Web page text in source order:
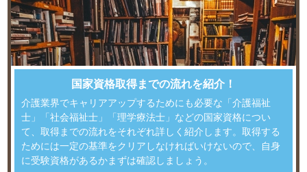
国家資格取得までの流れを紹介！
介護業界でキャリアアップするためにも必要な「介護福祉
士」「社会福祉士」「理学療法士」などの国家資格につい
て、取得までの流れをそれぞれ詳しく紹介します。取得する
ためには一定の基準をクリアしなければいけないので、自身
に受験資格があるかまずは確認しましょう。